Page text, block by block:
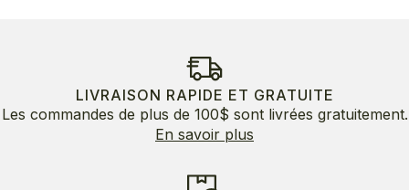
LIVRAISON RAPIDE ET GRATUITE
Les commandes de plus de 100$ sont livrées gratuitement.
En savoir plus